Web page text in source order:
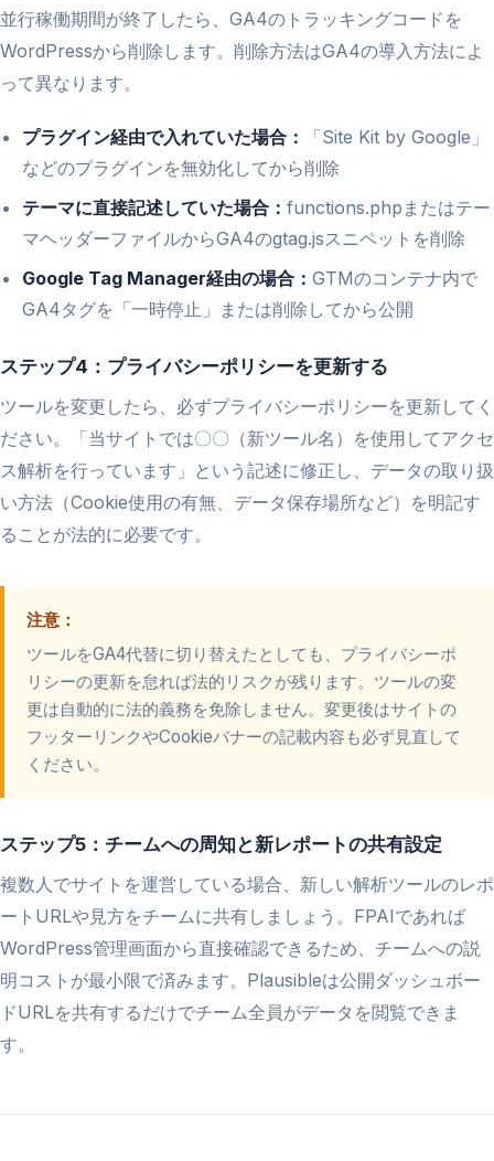
並行稼働期間が終了したら、GA4のトラッキングコードを
WordPressから削除します。削除方法はGA4の導入方法によ
って異なります。
プラグイン経由で入れていた場合：
「Site Kit by Google」
などのプラグインを無効化してから削除
テーマに直接記述していた場合： functions.phpまたはテー
マヘッダーファイルからGA4のgtag.jsスニペットを削除
Google Tag Manager経由の場合： GTMのコンテナ内で
GA4タグを「一時停止」または削除してから公開
ステップ4：プライバシーポリシーを更新する
ツールを変更したら、必ずプライバシーポリシーを更新してく
ださい。「当サイトでは〇〇（新ツール名）を使用してアクセ
ス解析を行っています」という記述に修正し、データの取り扱
い方法（Cookie使用の有無、データ保存場所など）を明記す
ることが法的に必要です。
注意：
ツールをGA4代替に切り替えたとしても、プライバシーポ
リシーの更新を怠れば法的リスクが残ります。ツールの変
更は自動的に法的義務を免除しません。変更後はサイトの
フッターリンクやCookieバナーの記載内容も必ず見直して
ください。
ステップ5：チームへの周知と新レポートの共有設定
複数人でサイトを運営している場合、新しい解析ツールのレポ
ートURLや見方をチームに共有しましょう。FPAIであれば
WordPress管理画面から直接確認できるため、チームへの説
明コストが最小限で済みます。Plausibleは公開ダッシュボー
ドURLを共有するだけでチーム全員がデータを閲覧できま
す。